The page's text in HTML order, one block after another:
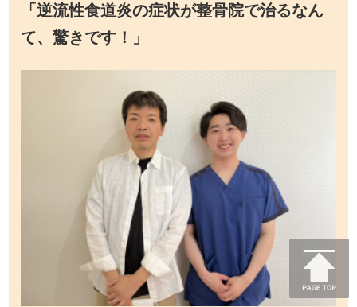
「逆流性食道炎の症状が整骨院で治るなん
て、驚きです！」